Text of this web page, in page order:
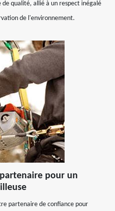
de qualité, allié à un respect inégalé
de l'environnement.
pour un
partenaire de confiance pour